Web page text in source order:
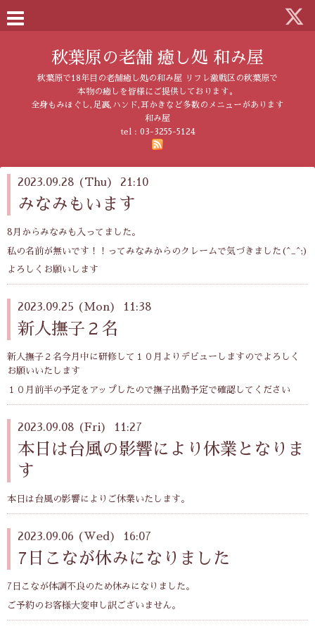
秋葉原の老舗 癒し処 和み屋
秋葉原で18年目の老舗癒し処の和み屋 リフレ激戦区の秋葉原で
本物の癒しを皆様にご提供しております。
全身もみほぐし,足裏,ハンド,耳かきなど多数のメニューがあります
和み屋
tel : 03-3255-5124
2023.09.28 (Thu) 21:10
みなみもいます
8月からみなみも入ってました。
私の名前が無いです！！ってみなみからのクレームで気づきました(^_^;)
よろしくお願いします
2023.09.25 (Mon) 11:38
新人撫子２名
新人撫子２名今月中に研修して１０月よりデビューしますのでよろしく
お願いいたします
１０月前半の予定をアップしたので撫子出勤予定で確認してください
2023.09.08 (Fri) 11:27
本日は台風の影響により休業となりま
す
本日は台風の影響によりご休業いたします。
2023.09.06 (Wed) 16:07
7日こなが休みになりました
7日こなが体調不良のため休みになりました。
ご予約のお客様大変申し訳ございません。